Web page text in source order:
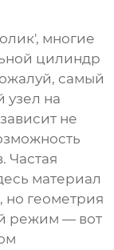
многие
цилиндр
самый
узел на
не
Частая
материал
но геометрия
режим — вот